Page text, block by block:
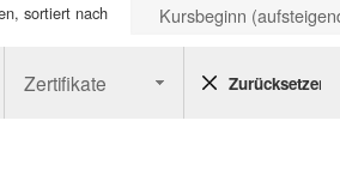
sortiert nach Kursbeginn
Zertifikate Zurücksetzen